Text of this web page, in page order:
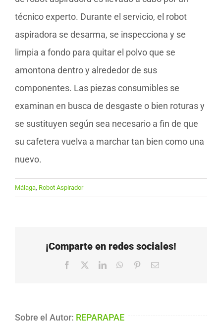
técnico experto. Durante el servicio, el robot
aspiradora se desarma, se inspecciona y se
limpia a fondo para quitar el polvo que se
amontona dentro y alrededor de sus
componentes. Las piezas consumibles se
examinan en busca de desgaste o bien roturas y
se sustituyen según sea necesario a fin de que
su cafetera vuelva a marchar tan bien como una
nuevo.
Málaga Robot Aspirador
¡Comparte en redes sociales!
Facebook LinkedInWhatsApp
PinterestCorreo
Sobre el Autor: REPARAPAE